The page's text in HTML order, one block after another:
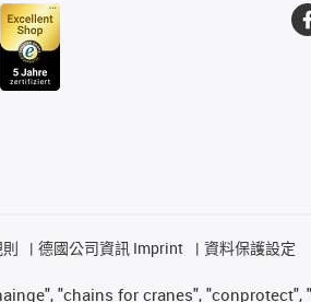
德國公司資訊 Imprint 資料保護設定
"chains for cranes",